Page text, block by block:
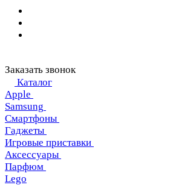
Заказать звонок
Каталог
Apple
Samsung
Смартфоны
Гаджеты
Игровые приставки
Аксессуары
Парфюм
Lego